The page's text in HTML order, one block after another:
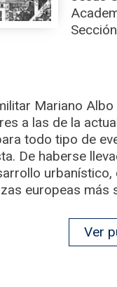
Mariano
a las de la
todo tipo de
De haberse
europeas más
Ver